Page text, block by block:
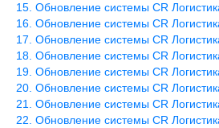
Обновление системы CR
Обновление системы CR
Обновление системы CR
Обновление системы CR
Обновление системы CR
Обновление системы CR
Обновление системы CR
Обновление системы CR